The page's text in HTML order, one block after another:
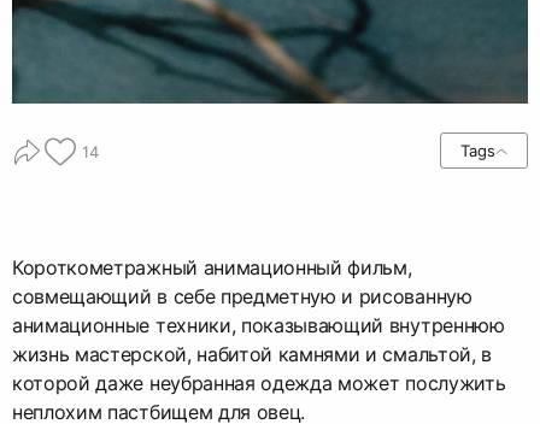
14 Tags
Короткометражный анимационный фильм,
совмещающий в себе предметную и рисованную
анимационные техники, показывающий внутреннюю
жизнь мастерской, набитой камнями и смальтой, в
которой даже неубранная одежда может послужить
неплохим пастбищем для овец.